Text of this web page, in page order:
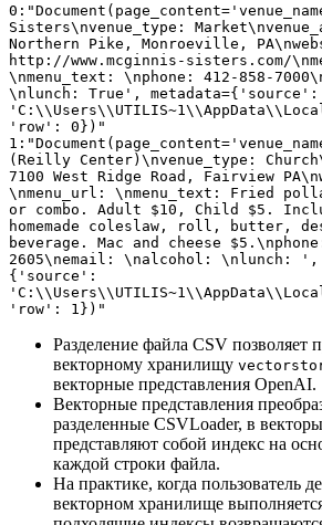
Sisters\nvenue_type:
Northern Pike, Monroeville,
http://www.mcginnis-sisters.com/
\nmenu_text: \nphone: 412-858-
\nlunch: True', metadata={'source':
'row': 0})"
(Reilly Center)\nvenue_type:
7100 West Ridge Road, Fairview
\nmenu_url: \nmenu_text: Fried
or combo. Adult $10, Child $5.
homemade coleslaw, roll, butter,
beverage. Mac and cheese
2605\nemail: \nalcohol: \nlunch: ',
{'source':
'row': 1})"
Разделение файла CSV позволяет
векторному хранилищу
векторные представления OpenAI.
Векторные представления
разделенные CSVLoader, в
представляют собой индекс на
каждой строки файла.
На практике, когда пользователь
векторном хранилище